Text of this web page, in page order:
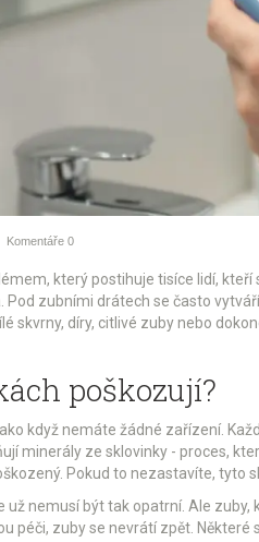
Komentáře 0
který postihuje tisíce lidí,
zubními drátech se často
skvrny, díry, citlivé zuby nebo
poškozují?
když nemáte žádné zařízení.
minerály ze sklovinky - proces,
Pokud to nezastavíte, tyto
už nemusí být tak opatrní. Ale
péči, zuby se nevrátí zpět.